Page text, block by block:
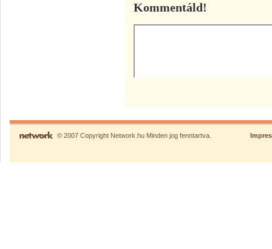
Kommentáld!
© 2007 Copyright Network.hu Minden jog fenntartva.